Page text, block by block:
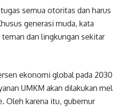
semua otoritas dan harus
generasi muda, kata
dan lingkungan sekitar
ekonomi global pada 2030
UMKM akan dilakukan
Oleh karena itu, gubernur